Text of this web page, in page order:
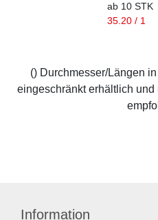
ab 10 STK
35.20 / 1
() Durchmesser/Längen
eingeschränkt erhältlich
Information